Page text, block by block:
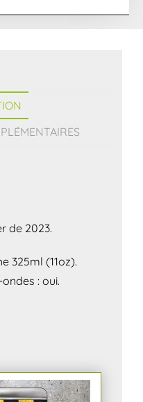
de 2023.
325ml (11oz).
: oui.